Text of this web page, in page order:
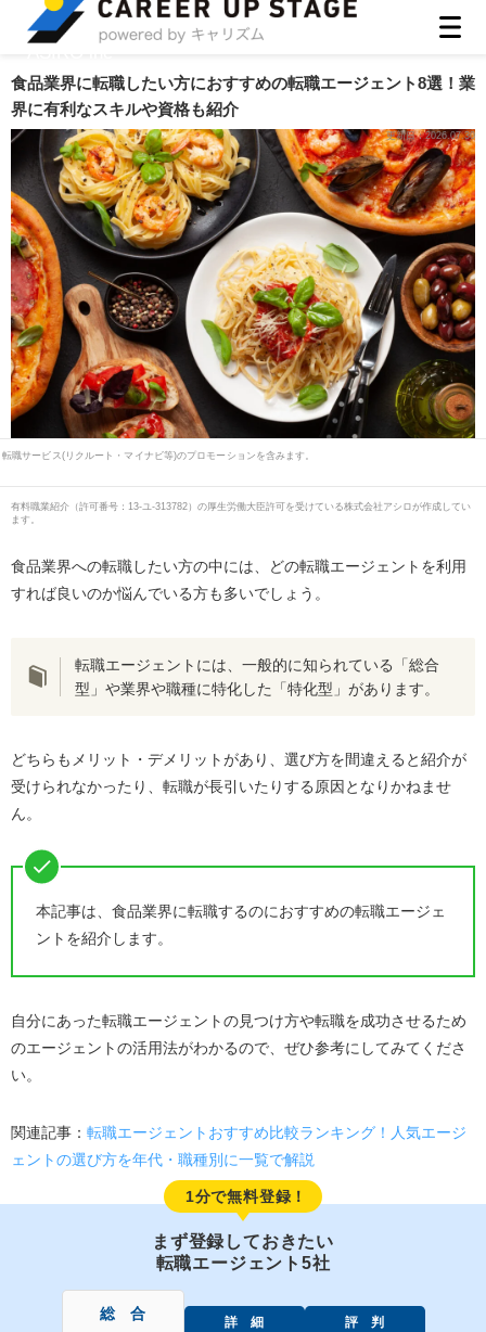
食品業界に転職したい方におすすめの転職エージェント8選！業
界に有利なスキルや資格も紹介
更新日：2026.07.30
転職サービス(リクルート・マイナビ等)のプロモーションを含みます。
有料職業紹介（許可番号：13-ユ-313782）の厚生労働大臣許可を受けている株式会社アシロが作成してい
ます。
食品業界への転職したい方の中には、どの転職エージェントを利用
すれば良いのか悩んでいる方も多いでしょう。
転職エージェントには、一般的に知られている「総合
型」や業界や職種に特化した「特化型」があります。
どちらもメリット・デメリットがあり、選び方を間違えると紹介が
受けられなかったり、転職が長引いたりする原因となりかねませ
ん。
本記事は、食品業界に転職するのにおすすめの転職エージェ
ントを紹介します。
自分にあった転職エージェントの見つけ方や転職を成功させるため
のエージェントの活用法がわかるので、ぜひ参考にしてみてくださ
い。
関連記事： 転職エージェントおすすめ比較ランキング！人気エージ
ェントの選び方を年代・職種別に一覧で解説
1分で無料登録！
まず登録しておきたい
転職エージェント5社
総 合 詳 細 評 判